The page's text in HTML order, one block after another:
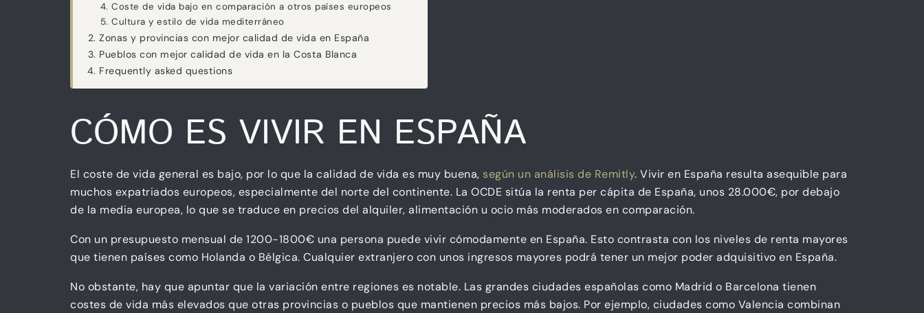
Coste de vida bajo en comparación a otros países europeos
Cultura y estilo de vida mediterráneo
Zonas y provincias con mejor calidad de vida en España
Pueblos con mejor calidad de vida en la Costa Blanca
Frequently asked questions
CÓMO ES VIVIR EN ESPAÑA
El coste de vida general es bajo, por lo que la calidad de vida es muy buena, según un análisis de Remitly. Vivir en España resulta asequible para
muchos expatriados europeos, especialmente del norte del continente. La OCDE sitúa la renta per cápita de España, unos 28.000€, por debajo
de la media europea, lo que se traduce en precios del alquiler, alimentación u ocio más moderados en comparación.
Con un presupuesto mensual de 1200-1800€ una persona puede vivir cómodamente en España. Esto contrasta con los niveles de renta mayores
que tienen países como Holanda o Bélgica. Cualquier extranjero con unos ingresos mayores podrá tener un mejor poder adquisitivo en España.
No obstante, hay que apuntar que la variación entre regiones es notable. Las grandes ciudades españolas como Madrid o Barcelona tienen
costes de vida más elevados que otras provincias o pueblos que mantienen precios más bajos. Por ejemplo, ciudades como Valencia combinan